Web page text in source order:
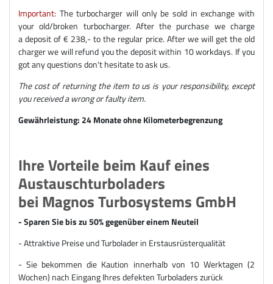
Important: The turbocharger will only be sold in exchange with
your old/broken turbocharger. After the purchase we charge
a deposit of € 238,- to the regular price. After we will get the old
charger we will refund you the deposit within 10 workdays. If you
got any questions don't hesitate to ask us.
The cost of returning the item to us is your responsibility, except
you received a wrong or faulty item.
Gewährleistung: 24 Monate ohne Kilometerbegrenzung
Ihre Vorteile beim Kauf eines
Austauschturboladers
bei Magnos Turbosystems GmbH
- Sparen Sie bis zu 50% gegenüber einem Neuteil
- Attraktive Preise und Turbolader in Erstausrüsterqualität
- Sie bekommen die Kaution innerhalb von 10 Werktagen (2
Wochen) nach Eingang Ihres defekten Turboladers zurück